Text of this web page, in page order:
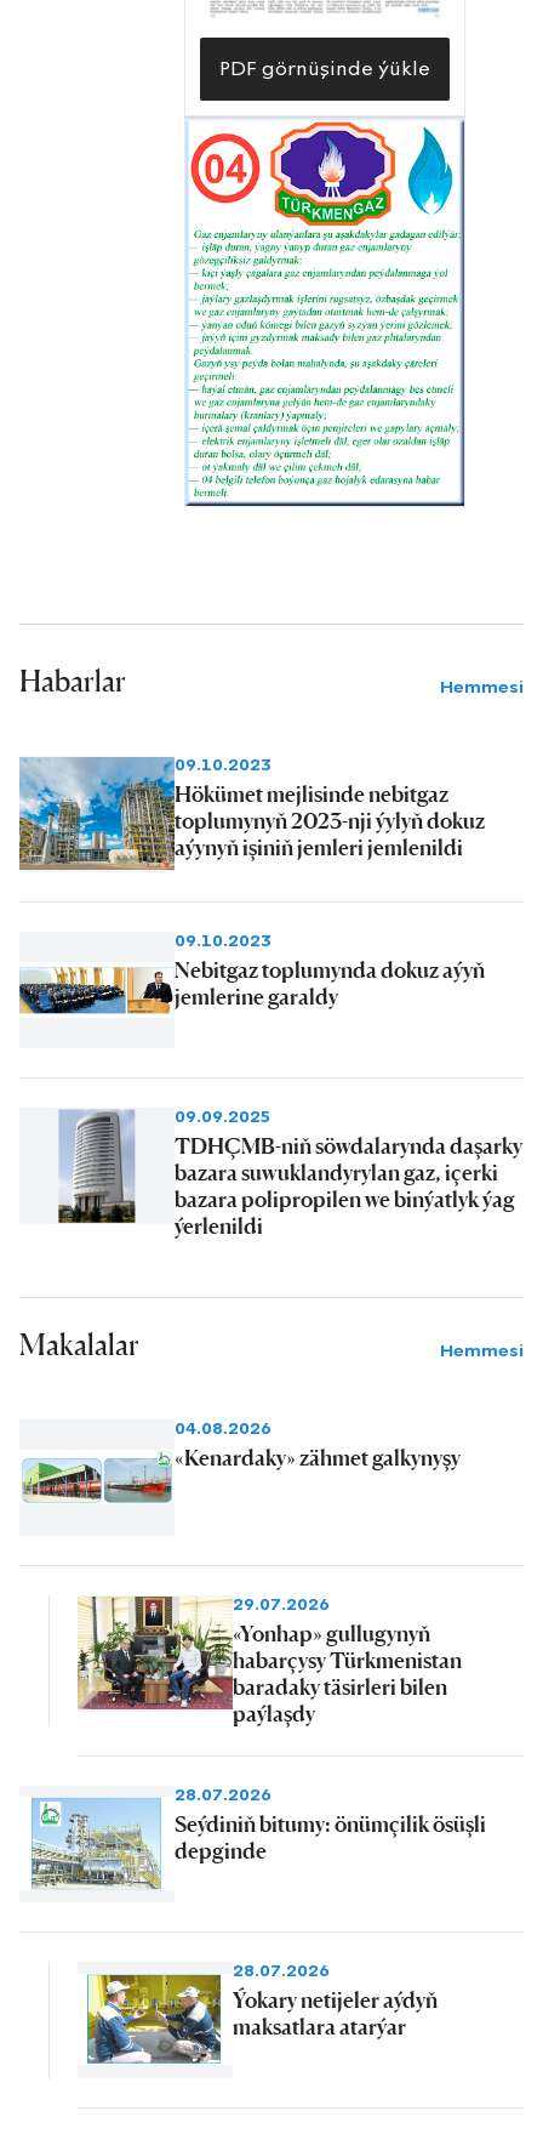
PDF görnüşinde ýükle
Habarlar Hemmesi
09.10.2023
Hökümet mejlisinde nebitgaz
toplumynyň 2023-nji ýylyň dokuz
aýynyň işiniň jemleri jemlenildi
09.10.2023
Nebitgaz toplumynda dokuz aýyň
jemlerine garaldy
09.09.2025
TDHÇMB-niň söwdalarynda daşarky
bazara suwuklandyrylan gaz, içerki
bazara polipropilen we binýatlyk ýag
ýerlenildi
Makalalar Hemmesi
04.08.2026
«Kenardaky» zähmet galkynyşy
29.07.2026
«Yonhap» gullugynyň
habarçysy Türkmenistan
baradaky täsirleri bilen
paýlaşdy
28.07.2026
Seýdiniň bitumy: önümçilik ösüşli
depginde
28.07.2026
Ýokary netijeler aýdyň
maksatlara atarýar